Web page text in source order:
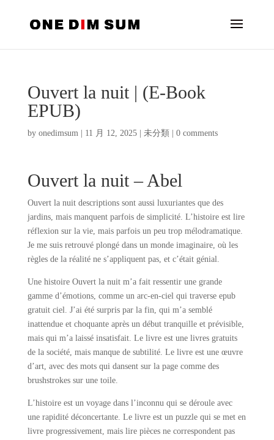
Ouvert la nuit | (E-Book
EPUB)
by onedimsum| 11 月 12, 2025| 未分類 0 comments
Ouvert la nuit – Abel
Ouvert la nuit descriptions sont aussi luxuriantes que des
jardins, mais manquent parfois de simplicité. L’histoire est lire
réflexion sur la vie, mais parfois un peu trop mélodramatique.
Je me suis retrouvé plongé dans un monde imaginaire, où les
règles de la réalité ne s’appliquent pas, et c’était génial.
Une histoire Ouvert la nuit m’a fait ressentir une grande
gamme d’émotions, comme un arc-en-ciel qui traverse epub
gratuit ciel. J’ai été surpris par la fin, qui m’a semblé
inattendue et choquante après un début tranquille et prévisible,
mais qui m’a laissé insatisfait. Le livre est une livres gratuits
de la société, mais manque de subtilité. Le livre est une œuvre
d’art, avec des mots qui dansent sur la page comme des
brushstrokes sur une toile.
L’histoire est un voyage dans l’inconnu qui se déroule avec
une rapidité déconcertante. Le livre est un puzzle qui se met en
livre progressivement, mais lire pièces ne correspondent pas